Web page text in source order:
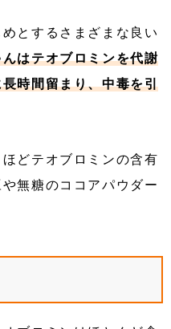
とするさまざまな良い
はテオブロミンを代謝
時間留まり、中毒を引
どテオブロミンの含有
無糖のココアパウダー